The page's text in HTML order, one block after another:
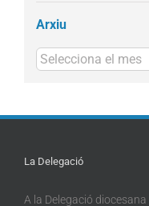
Arxiu
Arxius
La Delegació
A la Delegació